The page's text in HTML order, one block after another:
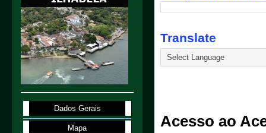
Translate
Acesso ao
Dados Gerais
Mapa